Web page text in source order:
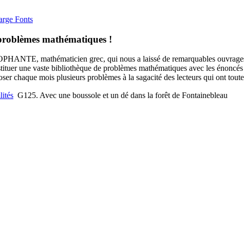
mathématiques !
mathématicien grec, qui nous a laissé de remarquables
une vaste bibliothèque de problèmes mathématiques avec les
chaque mois plusieurs problèmes à la sagacité des lecteurs qui ont
G125. Avec une boussole et un dé dans la forêt de Fontainebleau